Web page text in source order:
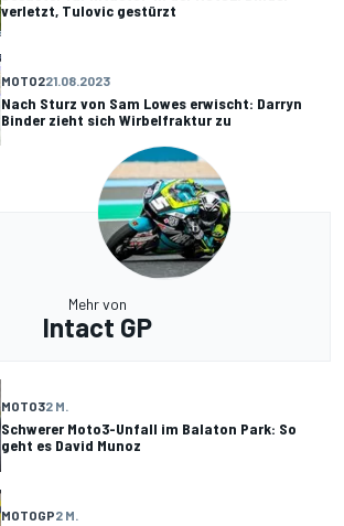
verletzt, Tulovic gestürzt
MOTO221.08.2023
Nach Sturz von Sam Lowes erwischt: Darryn
Binder zieht sich Wirbelfraktur zu
Mehr von
Intact GP
MOTO32 M.
Schwerer Moto3-Unfall im Balaton Park: So
geht es David Munoz
MOTOGP2 M.